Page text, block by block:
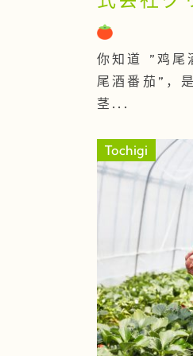
你知道 "鸡尾
尾酒番茄"，
茎...
Tochigi